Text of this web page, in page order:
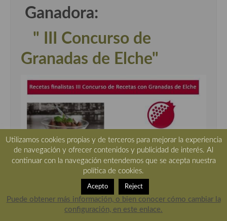
Ganadora:
" III Concurso de
Granadas de Elche"
Utilizamos cookies propias y de terceros para mejorar la experiencia
de navegación y ofrecer contenidos y publicidad de interés. Al
continuar con la navegación entendemos que se acepta nuestra
política de cookies.
Acepto Reject
Puede obtener más información, o bien conocer cómo cambiar la
configuración, en este enlace.